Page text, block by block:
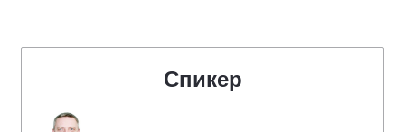
Спикер